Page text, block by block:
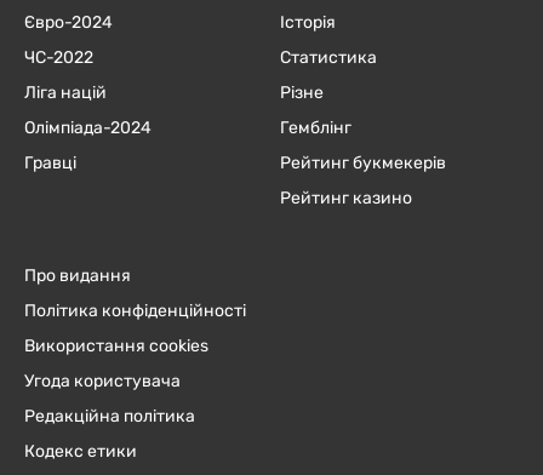
Євро-2024
ЧC-2022
Ліга націй
Олімпіада-2024
Гравці
Історія
Статистика
Різне
Гемблінг
Рейтинг букмекерів
Рейтинг казино
Про видання
Політика конфіденційності
Використання cookies
Угода користувача
Редакційна політика
Кодекс етики